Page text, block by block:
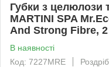
Губки з целюлози
MARTINI SPA
And Strong Fibre,
В наявності
Код: 7227MRE
Роздріб